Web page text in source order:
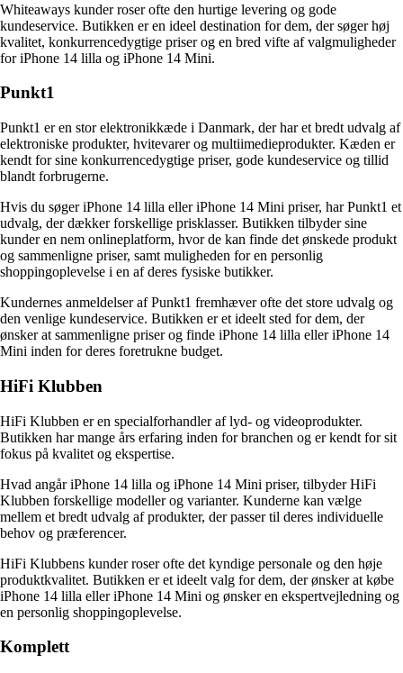
Whiteaways kunder roser ofte den hurtige levering og gode
kundeservice. Butikken er en ideel destination for dem, der søger høj
kvalitet, konkurrencedygtige priser og en bred vifte af valgmuligheder
for iPhone 14 lilla og iPhone 14 Mini.
Punkt1
Punkt1 er en stor elektronikkæde i Danmark, der har et bredt udvalg af
elektroniske produkter, hvitevarer og multiimedieprodukter. Kæden er
kendt for sine konkurrencedygtige priser, gode kundeservice og tillid
blandt forbrugerne.
Hvis du søger iPhone 14 lilla eller iPhone 14 Mini priser, har Punkt1 et
udvalg, der dækker forskellige prisklasser. Butikken tilbyder sine
kunder en nem onlineplatform, hvor de kan finde det ønskede produkt
og sammenligne priser, samt muligheden for en personlig
shoppingoplevelse i en af deres fysiske butikker.
Kundernes anmeldelser af Punkt1 fremhæver ofte det store udvalg og
den venlige kundeservice. Butikken er et ideelt sted for dem, der
ønsker at sammenligne priser og finde iPhone 14 lilla eller iPhone 14
Mini inden for deres foretrukne budget.
HiFi Klubben
HiFi Klubben er en specialforhandler af lyd- og videoprodukter.
Butikken har mange års erfaring inden for branchen og er kendt for sit
fokus på kvalitet og ekspertise.
Hvad angår iPhone 14 lilla og iPhone 14 Mini priser, tilbyder HiFi
Klubben forskellige modeller og varianter. Kunderne kan vælge
mellem et bredt udvalg af produkter, der passer til deres individuelle
behov og præferencer.
HiFi Klubbens kunder roser ofte det kyndige personale og den høje
produktkvalitet. Butikken er et ideelt valg for dem, der ønsker at købe
iPhone 14 lilla eller iPhone 14 Mini og ønsker en ekspertvejledning og
en personlig shoppingoplevelse.
Komplett